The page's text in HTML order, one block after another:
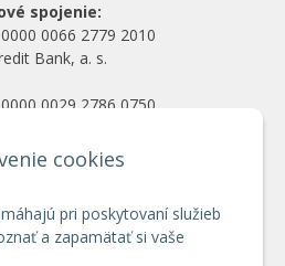
cookies
pri poskytovaní služieb
a zapamätať si vaše
spojenie:
0066 2779 2010
Bank, a. s.
0029 2786 0750
podmienky
osobných údajov